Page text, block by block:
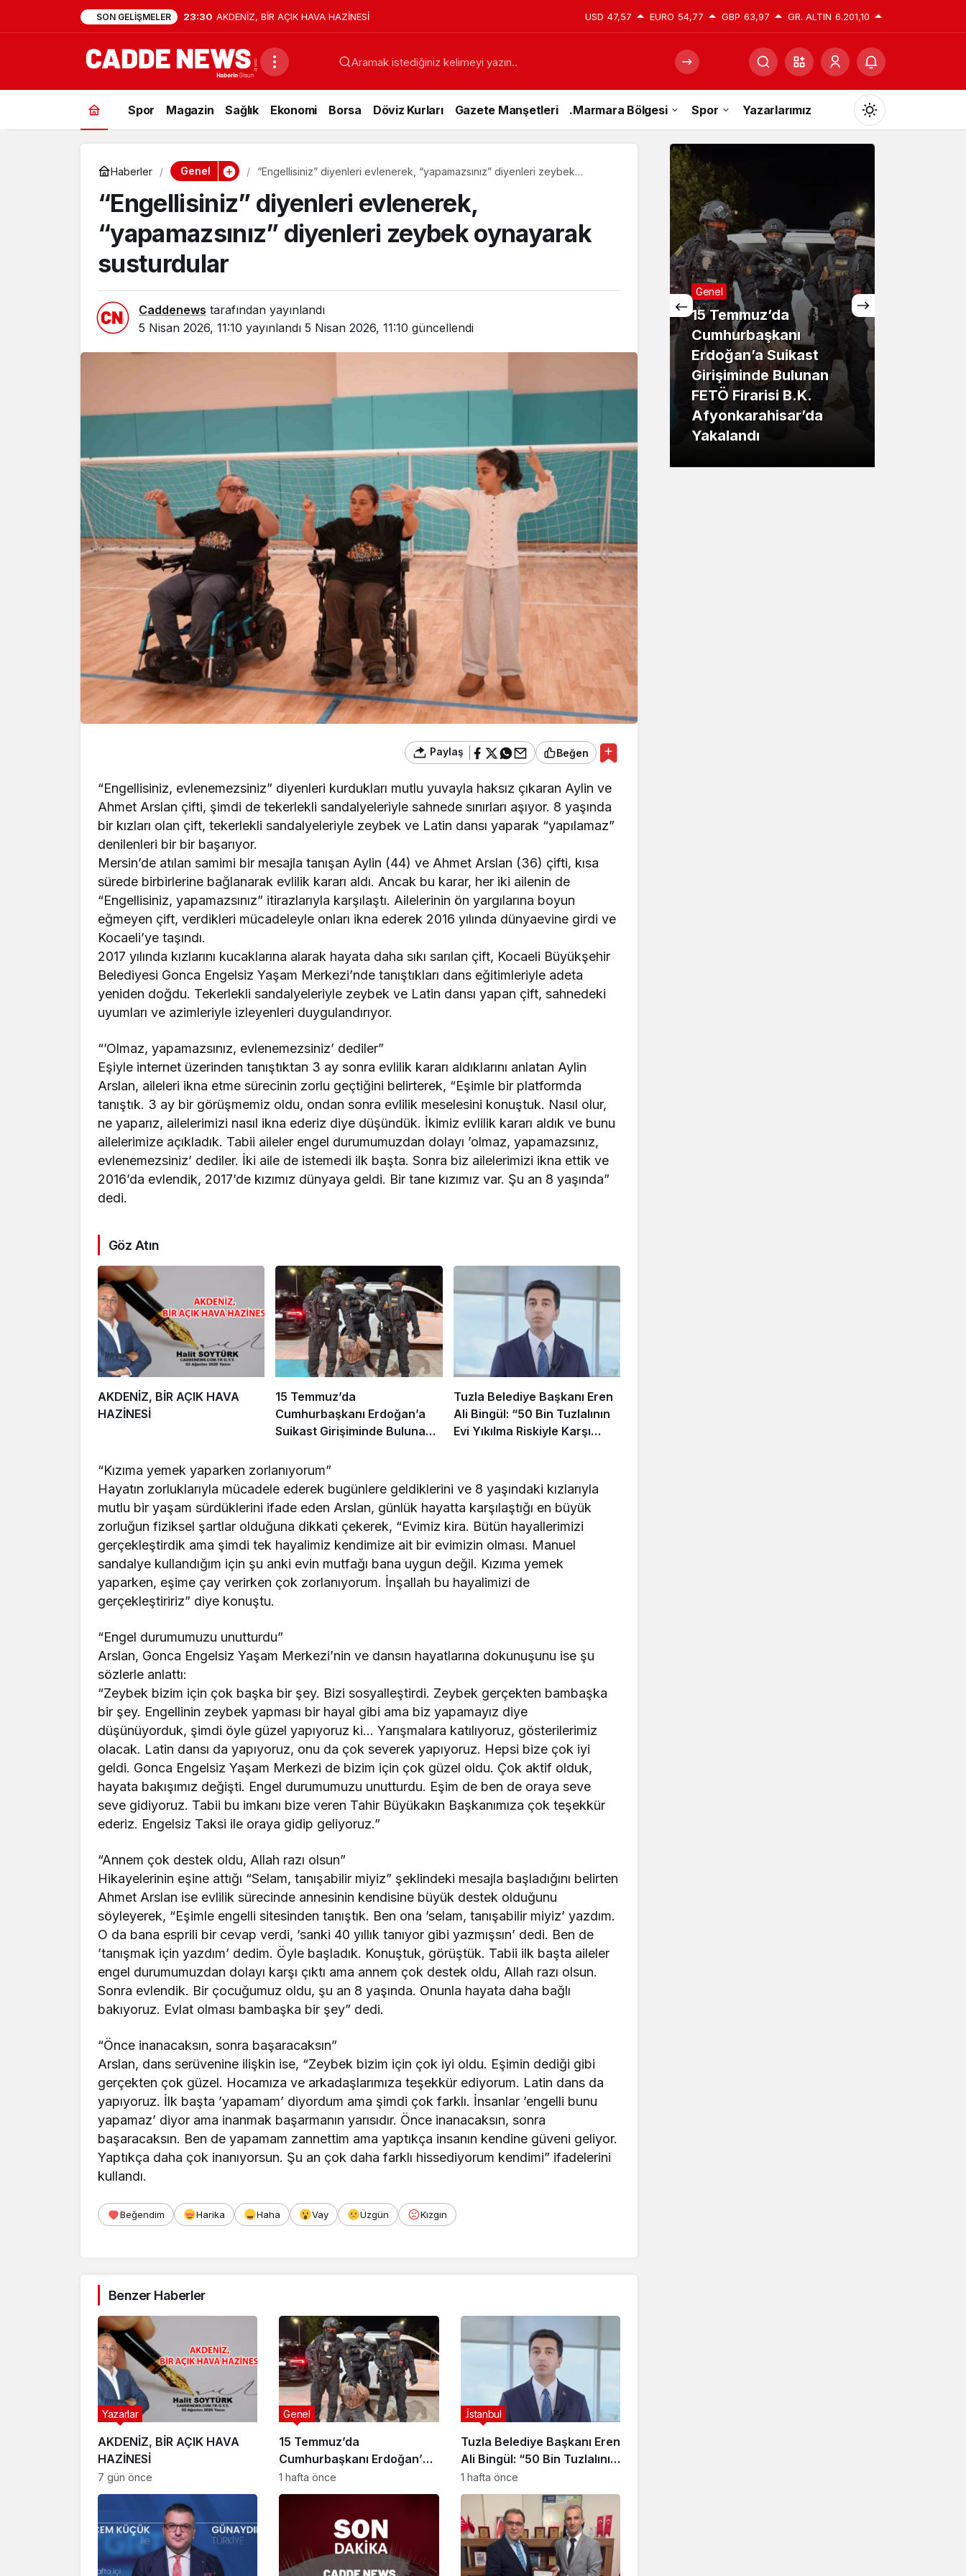
SON GELIŞMELER 23:30 AKDENİZ, BİR AÇIK HAVA HAZİNESİ USD 47,57 EURO 54,77 GBP 63,97 GR. ALTIN 6.201,10
Aramak istediğiniz kelimeyi yazın..
Spor Magazin Sağlık Ekonomi Borsa Döviz Kurları Gazete Manşetleri .Marmara Bölgesi Spor Yazarlarımız
Mod
değiştir
Gündüz Modu
Gündüz modunu seçin.
Gece Modu
Gece modunu seçin.
Sistem Modu
Sistem modunu seçin.
Haberler Genel
“Engellisiniz” diyenleri evlenerek, “yapamazsınız” diyenleri zeybek
“Engellisiniz” diyenleri evlenerek,
“yapamazsınız” diyenleri zeybek oynayarak
susturdular
Caddenews tarafından yayınlandı
5 Nisan 2026, 11:10 yayınlandı 5 Nisan 2026, 11:10 güncellendi
Paylaş Beğen
“Engellisiniz, evlenemezsiniz” diyenleri kurdukları mutlu yuvayla haksız çıkaran Aylin ve
Ahmet Arslan çifti, şimdi de tekerlekli sandalyeleriyle sahnede sınırları aşıyor. 8 yaşında
bir kızları olan çift, tekerlekli sandalyeleriyle zeybek ve Latin dansı yaparak “yapılamaz”
denilenleri bir bir başarıyor.
Mersin’de atılan samimi bir mesajla tanışan Aylin (44) ve Ahmet Arslan (36) çifti, kısa
sürede birbirlerine bağlanarak evlilik kararı aldı. Ancak bu karar, her iki ailenin de
“Engellisiniz, yapamazsınız” itirazlarıyla karşılaştı. Ailelerinin ön yargılarına boyun
eğmeyen çift, verdikleri mücadeleyle onları ikna ederek 2016 yılında dünyaevine girdi ve
Kocaeli’ye taşındı.
2017 yılında kızlarını kucaklarına alarak hayata daha sıkı sarılan çift, Kocaeli Büyükşehir
Belediyesi Gonca Engelsiz Yaşam Merkezi’nde tanıştıkları dans eğitimleriyle adeta
yeniden doğdu. Tekerlekli sandalyeleriyle zeybek ve Latin dansı yapan çift, sahnedeki
uyumları ve azimleriyle izleyenleri duygulandırıyor.
“’Olmaz, yapamazsınız, evlenemezsiniz’ dediler”
Eşiyle internet üzerinden tanıştıktan 3 ay sonra evlilik kararı aldıklarını anlatan Aylin
Arslan, aileleri ikna etme sürecinin zorlu geçtiğini belirterek, “Eşimle bir platformda
tanıştık. 3 ay bir görüşmemiz oldu, ondan sonra evlilik meselesini konuştuk. Nasıl olur,
ne yaparız, ailelerimizi nasıl ikna ederiz diye düşündük. İkimiz evlilik kararı aldık ve bunu
ailelerimize açıkladık. Tabii aileler engel durumumuzdan dolayı ’olmaz, yapamazsınız,
evlenemezsiniz’ dediler. İki aile de istemedi ilk başta. Sonra biz ailelerimizi ikna ettik ve
2016’da evlendik, 2017’de kızımız dünyaya geldi. Bir tane kızımız var. Şu an 8 yaşında”
dedi.
Göz Atın
AKDENİZ, BİR AÇIK HAVA
HAZİNESİ
15 Temmuz’da
Cumhurbaşkanı Erdoğan’a
Suikast Girişiminde Bulunan
Afyonkarahisar’da Yakalandı
Tuzla Belediye Başkanı Eren
Ali Bingül: “50 Bin Tuzlalının
Evi Yıkılma Riskiyle Karşı
“Kızıma yemek yaparken zorlanıyorum”
Hayatın zorluklarıyla mücadele ederek bugünlere geldiklerini ve 8 yaşındaki kızlarıyla
mutlu bir yaşam sürdüklerini ifade eden Arslan, günlük hayatta karşılaştığı en büyük
zorluğun fiziksel şartlar olduğuna dikkati çekerek, “Evimiz kira. Bütün hayallerimizi
gerçekleştirdik ama şimdi tek hayalimiz kendimize ait bir evimizin olması. Manuel
sandalye kullandığım için şu anki evin mutfağı bana uygun değil. Kızıma yemek
yaparken, eşime çay verirken çok zorlanıyorum. İnşallah bu hayalimizi de
gerçekleştiririz” diye konuştu.
“Engel durumumuzu unutturdu”
Arslan, Gonca Engelsiz Yaşam Merkezi’nin ve dansın hayatlarına dokunuşunu ise şu
sözlerle anlattı:
“Zeybek bizim için çok başka bir şey. Bizi sosyalleştirdi. Zeybek gerçekten bambaşka
bir şey. Engellinin zeybek yapması bir hayal gibi ama biz yapamayız diye
düşünüyorduk, şimdi öyle güzel yapıyoruz ki… Yarışmalara katılıyoruz, gösterilerimiz
olacak. Latin dansı da yapıyoruz, onu da çok severek yapıyoruz. Hepsi bize çok iyi
geldi. Gonca Engelsiz Yaşam Merkezi de bizim için çok güzel oldu. Çok aktif olduk,
hayata bakışımız değişti. Engel durumumuzu unutturdu. Eşim de ben de oraya seve
seve gidiyoruz. Tabii bu imkanı bize veren Tahir Büyükakın Başkanımıza çok teşekkür
ederiz. Engelsiz Taksi ile oraya gidip geliyoruz.”
“Annem çok destek oldu, Allah razı olsun”
Hikayelerinin eşine attığı “Selam, tanışabilir miyiz” şeklindeki mesajla başladığını belirten
Ahmet Arslan ise evlilik sürecinde annesinin kendisine büyük destek olduğunu
söyleyerek, “Eşimle engelli sitesinden tanıştık. Ben ona ’selam, tanışabilir miyiz’ yazdım.
O da bana esprili bir cevap verdi, ’sanki 40 yıllık tanıyor gibi yazmışsın’ dedi. Ben de
’tanışmak için yazdım’ dedim. Öyle başladık. Konuştuk, görüştük. Tabii ilk başta aileler
engel durumumuzdan dolayı karşı çıktı ama annem çok destek oldu, Allah razı olsun.
Sonra evlendik. Bir çocuğumuz oldu, şu an 8 yaşında. Onunla hayata daha bağlı
bakıyoruz. Evlat olması bambaşka bir şey” dedi.
“Önce inanacaksın, sonra başaracaksın”
Arslan, dans serüvenine ilişkin ise, “Zeybek bizim için çok iyi oldu. Eşimin dediği gibi
gerçekten çok güzel. Hocamıza ve arkadaşlarımıza teşekkür ediyorum. Latin dans da
yapıyoruz. İlk başta ’yapamam’ diyordum ama şimdi çok farklı. İnsanlar ’engelli bunu
yapamaz’ diyor ama inanmak başarmanın yarısıdır. Önce inanacaksın, sonra
başaracaksın. Ben de yapamam zannettim ama yaptıkça insanın kendine güveni geliyor.
Yaptıkça daha çok inanıyorsun. Şu an çok daha farklı hissediyorum kendimi” ifadelerini
kullandı.
Beğendim Harika Haha Vay Üzgün Kızgın
Benzer Haberler
AKDENİZ, BİR AÇIK HAVA
HAZİNESİ
Yazarlar
7 gün önce
15 Temmuz’da
Cumhurbaşkanı Erdoğan’a
Suikast Girişiminde Bulunan
FETÖ Firarisi B.K.
Yakalandı
Genel
1 hafta önce
Tuzla Belediye Başkanı Eren
Ali Bingül: “50 Bin Tuzlalının
Evi Yıkılma Riskiyle Karşı
Karşıya”
.İstanbul
1 hafta önce
Yazarlar
Genel
15 Temmuz’da
Cumhurbaşkanı
Erdoğan’a Suikast
Girişiminde Bulunan
FETÖ Firarisi B.K.
Afyonkarahisar’da
Yakalandı